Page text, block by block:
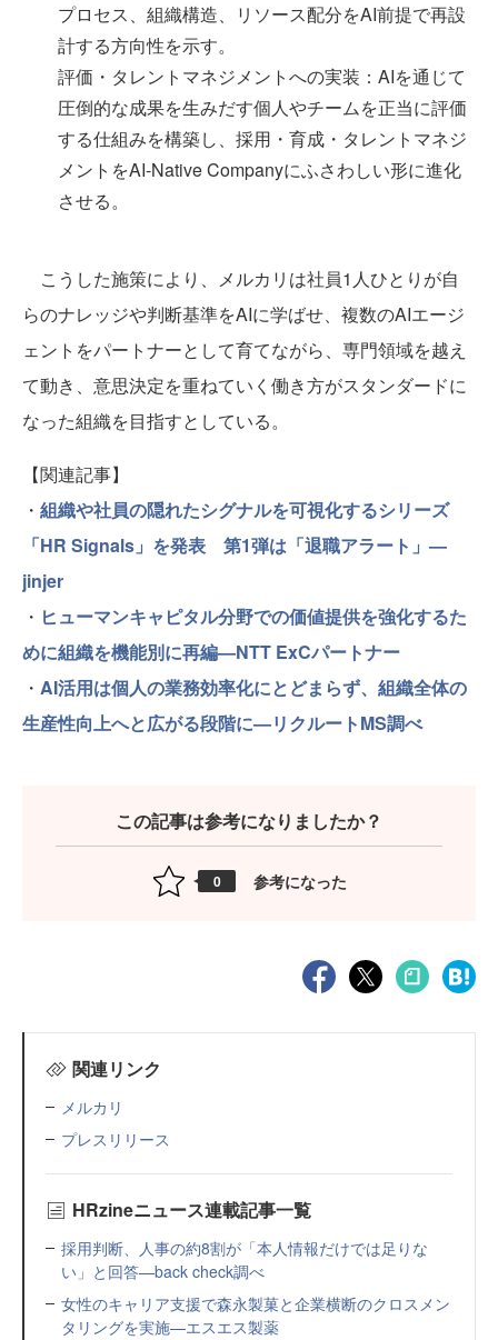
プロセス、組織構造、リソース配分をAI前提で再設
計する方向性を示す。
評価・タレントマネジメントへの実装：AIを通じて
圧倒的な成果を生みだす個人やチームを正当に評価
する仕組みを構築し、採用・育成・タレントマネジ
メントをAI-Native Companyにふさわしい形に進化
させる。
こうした施策により、メルカリは社員1人ひとりが自
らのナレッジや判断基準をAIに学ばせ、複数のAIエージ
ェントをパートナーとして育てながら、専門領域を越え
て動き、意思決定を重ねていく働き方がスタンダードに
なった組織を目指すとしている。
【関連記事】
・ 組織や社員の隠れたシグナルを可視化するシリーズ
「HR Signals」を発表 第1弾は「退職アラート」—
jinjer
・ ヒューマンキャピタル分野での価値提供を強化するた
めに組織を機能別に再編—NTT ExCパートナー
・ AI活用は個人の業務効率化にとどまらず、組織全体の
生産性向上へと広がる段階に—リクルートMS調べ
この記事は参考になりましたか？
0 参考になった
関連リンク
メルカリ
プレスリリース
HRzineニュース連載記事一覧
採用判断、人事の約8割が「本人情報だけでは足りな
い」と回答—back check調べ
女性のキャリア支援で森永製菓と企業横断のクロスメン
タリングを実施—エスエス製薬